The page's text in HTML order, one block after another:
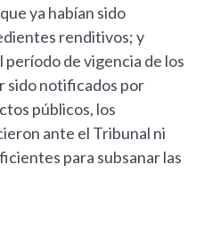
ya habían sido
renditivos; y
de vigencia de los
sido notificados por
públicos, los
ante el Tribunal ni
para subsanar las